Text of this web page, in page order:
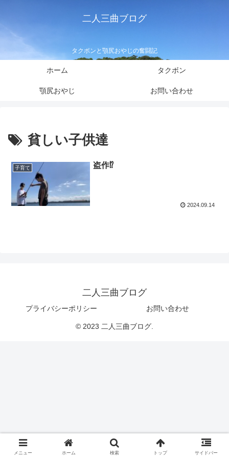
二人三曲ブログ
タクボンと顎尻おやじの奮闘記
ホーム タクボン
顎尻おやじ お問い合わせ
貧しい子供達
子育て 盗作⁉️
2024.09.14
二人三曲ブログ
プライバシーポリシー お問い合わせ
© 2023 二人三曲ブログ.
メニュー ホーム 検索 トップ サイドバー